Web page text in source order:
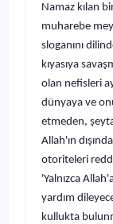
Namaz kılan
muharebe
sloganını
kıyasıya
olan nefisleri
dünyaya ve
etmeden,
Allah'ın
otoriteleri
'Yalnızca
yardım
kullukta